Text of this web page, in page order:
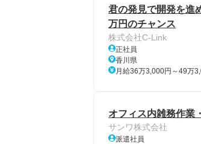
君の発見で開発を進
万円のチャンス
株式会社C-Link
正社員
香川県
月給36万3,000円～49万
オフィス内雑務作業
サンワ株式会社
派遣社員